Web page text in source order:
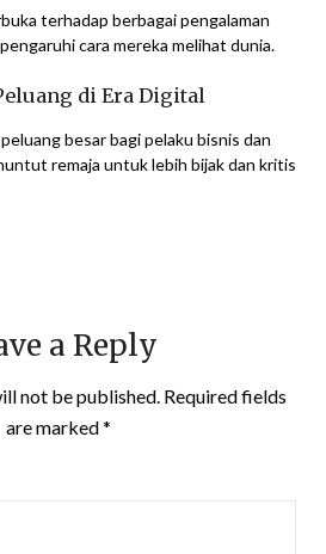
terhadap berbagai pengalaman
cara mereka melihat dunia.
di Era Digital
besar bagi pelaku bisnis dan
remaja untuk lebih bijak dan kritis
a Reply
not be published. Required fields
are marked*